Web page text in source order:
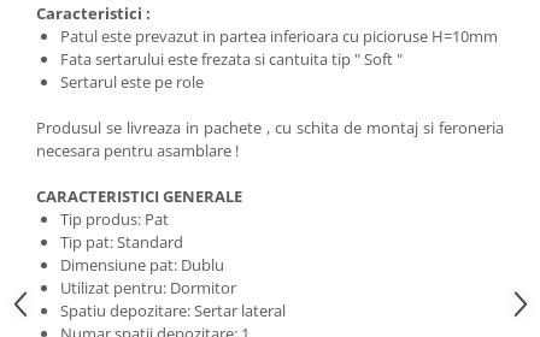
Caracteristici :
Patul este prevazut in partea inferioara cu picioruse H=10mm
Fata sertarului este frezata si cantuita tip " Soft "
Sertarul este pe role
Produsul se livreaza in pachete , cu schita de montaj si feroneria
necesara pentru asamblare !
CARACTERISTICI GENERALE
Tip produs: Pat
Tip pat: Standard
Dimensiune pat: Dublu
Utilizat pentru: Dormitor
Spatiu depozitare: Sertar lateral